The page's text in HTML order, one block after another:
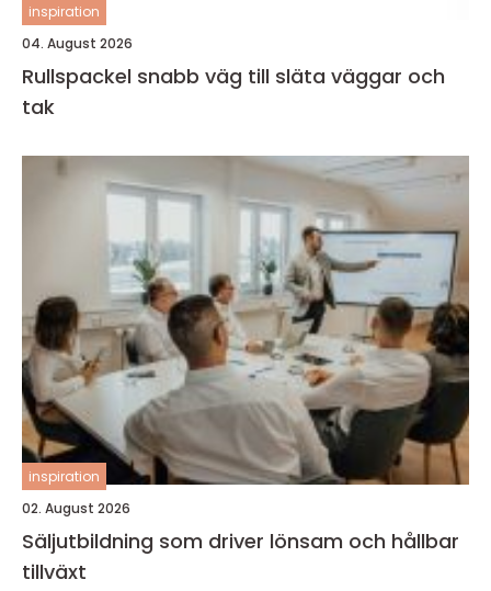
inspiration
04. August 2026
Rullspackel snabb väg till släta väggar och
tak
inspiration
02. August 2026
Säljutbildning som driver lönsam och hållbar
tillväxt